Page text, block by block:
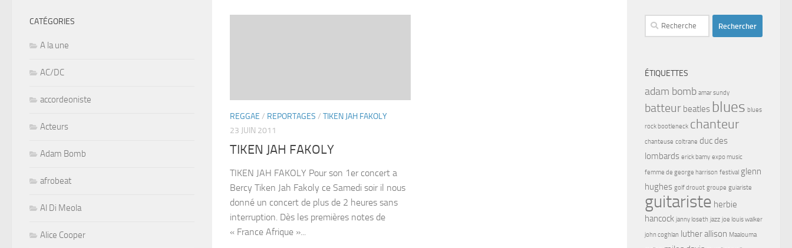
REGGAE / REPORTAGES / TIKEN JAH FAKOLY
23 JUIN 2011
TIKEN JAH FAKOLY
TIKEN JAH FAKOLY Pour son 1er concert a
Bercy Tiken Jah Fakoly ce Samedi soir il nous
donné un concert de plus de 2 heures sans
interruption. Dès les premières notes de
« France Afrique »...
CATÉGORIES
A la une
AC/DC
accordeoniste
Acteurs
Adam Bomb
afrobeat
Al Di Meola
Alice Cooper
Rechercher :
ÉTIQUETTES
adam bomb amar sundy
batteur beatles blues blues
rock bootleneck chanteur
chanteuse coltrane duc des
lombards erick bamy expo music
femme de george harrison festival glenn
hughes golf drouot groupe guiariste
guitariste herbie
hancock janny loseth jazz joe louis walker
john coghlan luther allison Maalouma